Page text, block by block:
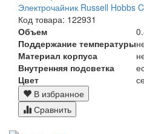
Электрочайник Russell Hobbs
Код товара: 122931
Объем
Поддержание температуры
Материал корпуса
Внутренняя подсветка
Цвет
В избранное
Сравнить